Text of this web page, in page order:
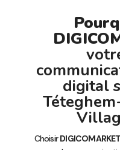
digital
ChoisirDIGICOMARKET